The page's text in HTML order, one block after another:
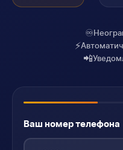
♾️
⚡
📲
Ваш номер телефона